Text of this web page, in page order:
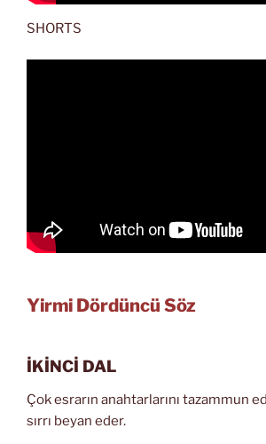
SHORTS
Yirmi Dördüncü Söz
İKİNCİ DAL
Çok esrarın anahtarlarını tazammun
sırrı beyan eder.